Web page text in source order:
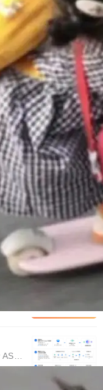
组
了一
），
云模
着 AI
织
性、
数据
，公
求。
较...
能在
能、
服
各行
态逐
只是
下，
及持
网关
本治
管
在开
一。
一。
D
。 他
多
共同
Se
Vin
一轮
补
无
位全
步
行
Linu
Linu
件工
要载
百万
下
史的
、业
个文
统的
能
义
在
京一
活腾
核心
司AI
构
迁
移
录
圈
无
但
暗面
、M
显
队
上发
的